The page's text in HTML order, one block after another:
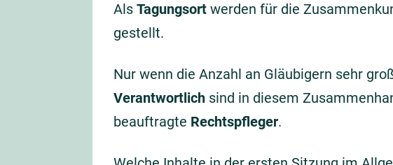
Als Tagungsort werden für die
gestellt.
Nur wenn die Anzahl an Gläubigern sehr
Verantwortlich sind in diesem
beauftragte Rechtspfleger.